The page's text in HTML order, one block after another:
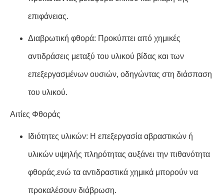
επιφάνειας.
Διαβρωτική φθορά: Προκύπτει από χημικές
αντιδράσεις μεταξύ του υλικού βίδας και των
επεξεργασμένων ουσιών, οδηγώντας στη διάσπαση
του υλικού.
Αιτίες Φθοράς
Ιδιότητες υλικών: Η επεξεργασία αβραστικών ή
υλικών υψηλής πληρότητας αυξάνει την πιθανότητα
φθοράς.ενώ τα αντιδραστικά χημικά μπορούν να
προκαλέσουν διάβρωση.